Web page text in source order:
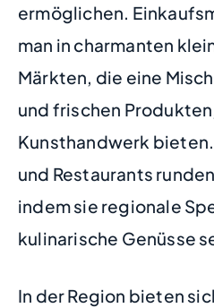
ermöglichen.
man in charmanten
Märkten, die eine
und frischen
Kunsthandwerk
und Restaurants
indem sie regionale
kulinarische Genüsse
In der Region bieten